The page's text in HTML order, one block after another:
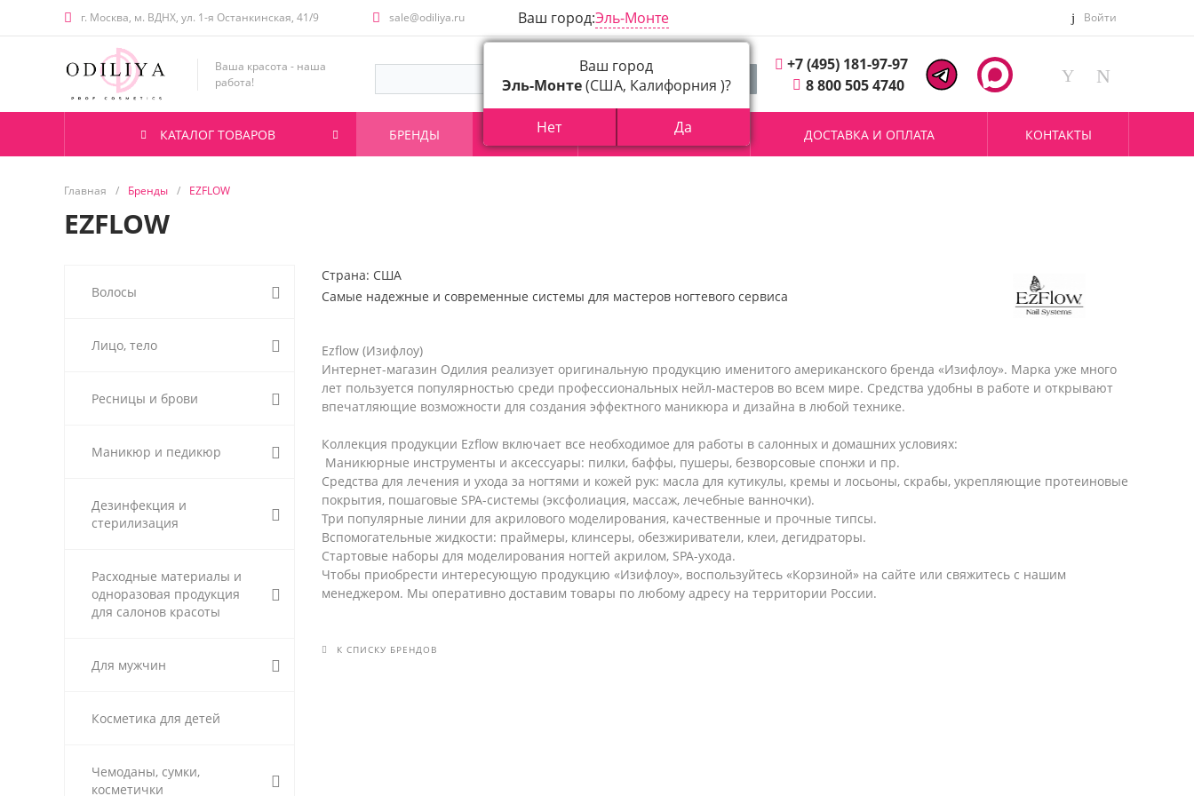
г. Москва, м. ВДНХ, ул. 1-я Останкинская, 41/9 sale@odiliya.ru Ваш город:Эль-Монте Войти
Ваша красота - наша
работа!
+7 (495) 181-97-97
8 800 505 4740
КАТАЛОГ ТОВАРОВ БРЕНДЫ АКЦИИ О КОМПАНИИ ДОСТАВКА И ОПЛАТА КОНТАКТЫ
Главная / Бренды / EZFLOW
EZFLOW
Волосы
Лицо, тело
Ресницы и брови
Маникюр и педикюр
Дезинфекция и
стерилизация
Расходные материалы и
одноразовая продукция
для салонов красоты
Для мужчин
Косметика для детей
Чемоданы, сумки,
косметички
Страна: США
Самые надежные и современные системы для мастеров ногтевого сервиса
Ezflow (Изифлоу)
Интернет-магазин Одилия реализует оригинальную продукцию именитого американского бренда «Изифлоу». Марка уже много
лет пользуется популярностью среди профессиональных нейл-мастеров во всем мире. Средства удобны в работе и открывают
впечатляющие возможности для создания эффектного маникюра и дизайна в любой технике.
Коллекция продукции Ezflow включает все необходимое для работы в салонных и домашних условиях:
Маникюрные инструменты и аксессуары: пилки, баффы, пушеры, безворсовые спонжи и пр.
Средства для лечения и ухода за ногтями и кожей рук: масла для кутикулы, кремы и лосьоны, скрабы, укрепляющие протеиновые
покрытия, пошаговые SPA-системы (эксфолиация, массаж, лечебные ванночки).
Три популярные линии для акрилового моделирования, качественные и прочные типсы.
Вспомогательные жидкости: праймеры, клинсеры, обезжириватели, клеи, дегидраторы.
Стартовые наборы для моделирования ногтей акрилом, SPA-ухода.
Чтобы приобрести интересующую продукцию «Изифлоу», воспользуйтесь «Корзиной» на сайте или свяжитесь с нашим
менеджером. Мы оперативно доставим товары по любому адресу на территории России.
К СПИСКУ БРЕНДОВ
Ваш город
Эль-Монте(США, Калифорния )?
Нет Да